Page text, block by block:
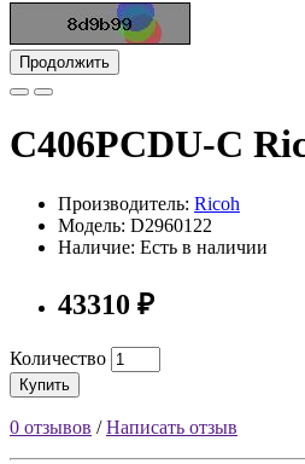
Продолжить
C406PCDU-C
Производитель: Ricoh
Модель: D2960122
Наличие: Есть в наличии
43310 ₽
Количество
Купить
0 отзывов /Написать отзыв